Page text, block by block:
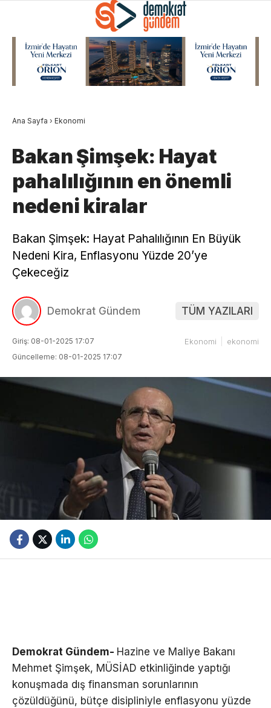
Ana Sayfa › Ekonomi
Bakan Şimşek: Hayat
pahalılığının en önemli
nedeni kiralar
Bakan Şimşek: Hayat Pahalılığının En Büyük
Nedeni Kira, Enflasyonu Yüzde 20’ye
Çekeceğiz
Demokrat Gündem TÜM YAZILARI
Giriş: 08-01-2025 17:07
Güncelleme: 08-01-2025 17:07
Ekonomi ekonomi
Demokrat Gündem- Hazine ve Maliye Bakanı
Mehmet Şimşek, MÜSİAD etkinliğinde yaptığı
konuşmada dış finansman sorunlarının
çözüldüğünü, bütçe disipliniyle enflasyonu yüzde